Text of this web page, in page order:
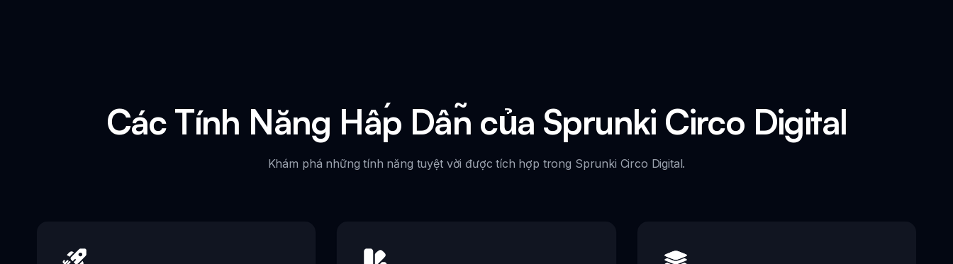
Các Tính Năng Hấp Dẫn của Sprunki Circo Digital
Khám phá những tính năng tuyệt vời được tích hợp trong Sprunki Circo Digital.